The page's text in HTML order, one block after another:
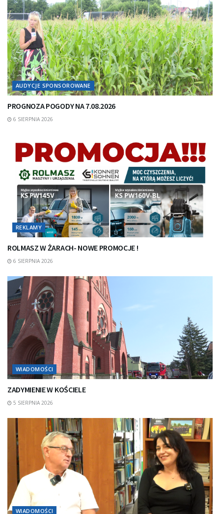
AUDYCJE SPONSOROWANE
PROGNOZA POGODY NA 7.08.2026
6 SIERPNIA 2026
REKLAMY
ROLMASZ W ŻARACH- NOWE PROMOCJE !
6 SIERPNIA 2026
WIADOMOŚCI
ZADYMIENIE W KOŚCIELE
5 SIERPNIA 2026
WIADOMOŚCI